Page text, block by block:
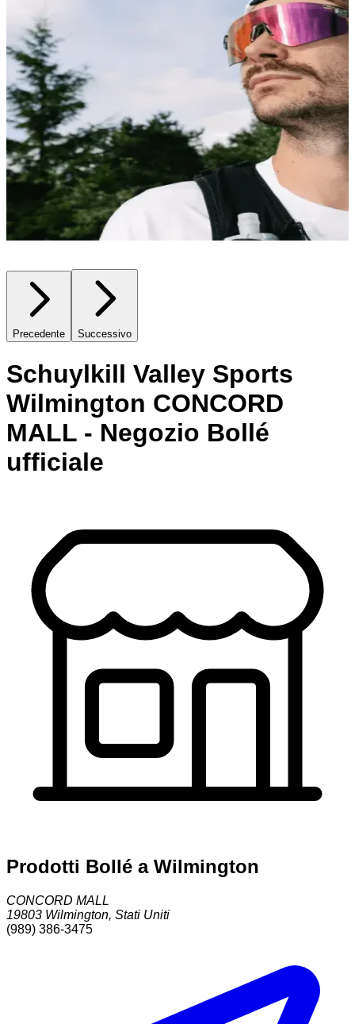
Precedente Successivo
Schuylkill Valley Sports
Wilmington CONCORD
MALL - Negozio Bollé
ufficiale
Prodotti Bollé a Wilmington
CONCORD MALL
19803 Wilmington, Stati Uniti
(989) 386-3475